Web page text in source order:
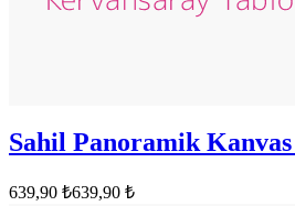
Sahil Panoramik
639,90 ₺639,90 ₺